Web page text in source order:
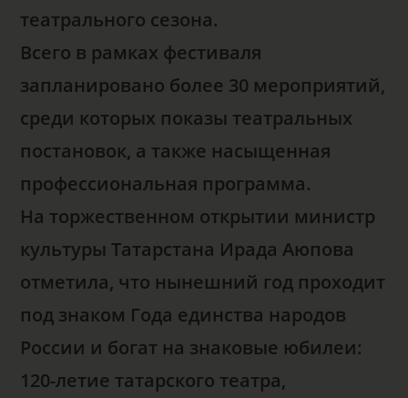
театрального сезона.
Всего в рамках фестиваля
запланировано более 30 мероприятий,
среди которых показы театральных
постановок, а также насыщенная
профессиональная программа.
На торжественном открытии министр
культуры Татарстана Ирада Аюпова
отметила, что нынешний год проходит
под знаком Года единства народов
России и богат на знаковые юбилеи:
120-летие татарского театра,